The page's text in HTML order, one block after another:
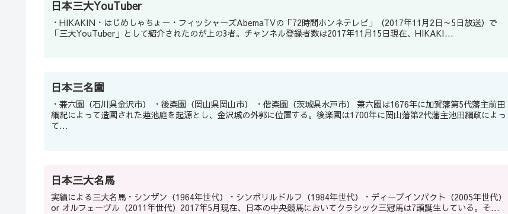
日本三大YouTuber
・HIKAKIN・はじめしゃちょー・フィッシャーズAbemaTVの「72時間ホンネテレビ」（2017年11月2日～5日放送）で
「三大YouTuber」として紹介されたのが上の3者。チャンネル登録者数は2017年11月15日現在、HIKAKI...
日本三名園
・兼六園（石川県金沢市） ・後楽園（岡山県岡山市） ・偕楽園（茨城県水戸市） 兼六園は1676年に加賀藩第5代藩主前田
綱紀によって造園された蓮池庭を起源とし、金沢城の外郭に位置する。後楽園は1700年に岡山藩第2代藩主池田綱政によっ
て...
日本三大名馬
実績による三大名馬・シンザン（1964年世代）・シンボリルドルフ（1984年世代）・ディープインパクト（2005年世代）
or オルフェーヴル（2011年世代）2017年5月現在、日本の中央競馬においてクラシック三冠馬は7頭誕生している。そ...